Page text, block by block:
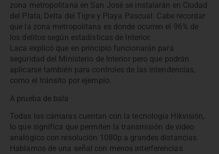
zona metropolitana en San José se instalarán en Ciudad
del Plata, Delta del Tigre y Playa Pascual. Cabe recordar
que la zona metropolitana es donde ocurren el 96% de
los delitos según estadísticas de Interior.
Laca explicó que en principio funcionarán para
seguridad del Ministerio de Interior pero que podrán
aplicarse también para controles de las intendencias,
como el tránsito por ejemplo.
A prueba de bala
Todas las cámaras cuentan con la tecnología Hikvisión,
lo que significa que permiten la transmisión de vídeo
analógico con resolución 1080p a grandes distancias.
Hablamos de una señal con menos interferencias